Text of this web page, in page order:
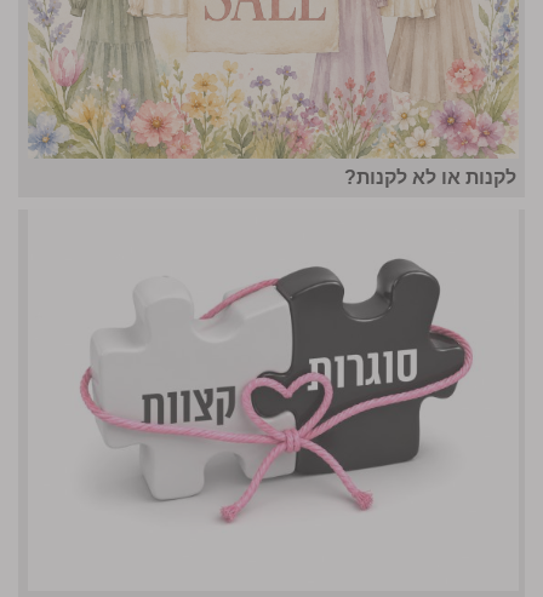
לקנות או לא לקנות?